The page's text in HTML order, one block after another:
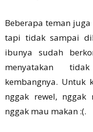
Beberapa teman
tapi tidak sampai
ibunya sudah
menyatakan
kembangnya. Untuk
nggak rewel,
nggak mau makan :(.